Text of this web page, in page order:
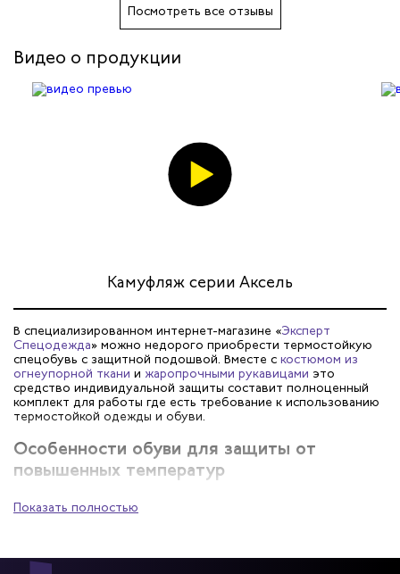
Посмотреть все отзывы
Видео о продукции
Камуфляж серии Аксель
В специализированном интернет-магазине «Эксперт
Спецодежда» можно недорого приобрести термостойкую
спецобувь с защитной подошвой. Вместе с костюмом из
огнеупорной ткани и жаропрочными рукавицами это
средство индивидуальной защиты составит полноценный
комплект для работы где есть требование к использованию
термостойкой одежды и обуви.
Особенности обуви для защиты от
повышенных температур
металлообрабатывающих цехах, на судоремонтных
Показать полностью